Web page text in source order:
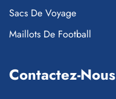
Sacs De Voyage
Maillots De Football
Contactez-Nous